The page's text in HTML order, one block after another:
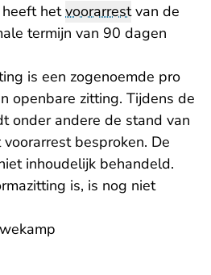
hetvoorarrestvan de
termijn van 90 dagen
is een zogenoemde pro
openbare zitting. Tijdens de
onder andere de stand van
besproken. De
inhoudelijk behandeld.
is, is nog niet